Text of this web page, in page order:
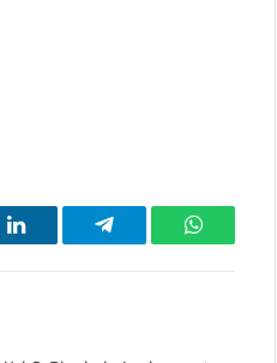
LinkedIn Telegram WhatsApp